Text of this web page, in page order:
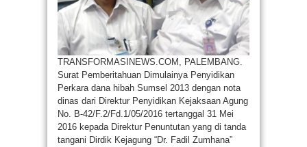
TRANSFORMASINEWS.COM, PALEMBANG.
Surat Pemberitahuan Dimulainya Penyidikan
Perkara dana hibah Sumsel 2013 dengan nota
dinas dari Direktur Penyidikan Kejaksaan Agung
No. B-42/F.2/Fd.1/05/2016 tertanggal 31 Mei
2016 kepada Direktur Penuntutan yang di tanda
tangani Dirdik Kejagung “Dr. Fadil Zumhana”